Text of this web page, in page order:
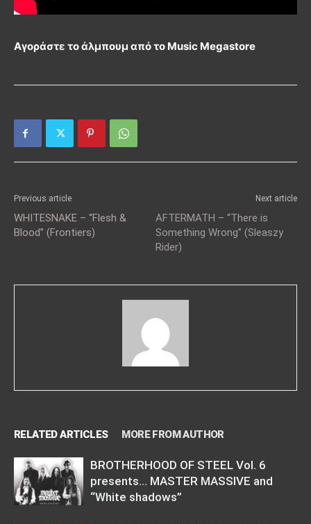
Αγοράστε το άλμπουμ από το Music Megastore
Previous article
WHITESNAKE – “Flesh &
Blood” (Frontiers)
Next article
AFTERMATH – “There is
Something Wrong” (Sleaszy
Rider)
RELATED ARTICLES MORE FROM AUTHOR
BROTHERHOOD OF STEEL Vol. 6
presents… MASTER MASSIVE and
“White shadows”